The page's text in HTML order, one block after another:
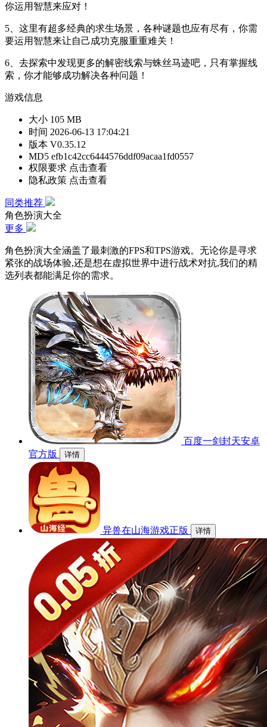
你运用智慧来应对！
5、这里有超多经典的求生场景，各种谜题也应有尽有，你需
要运用智慧来让自己成功克服重重难关！
6、去探索中发现更多的解密线索与蛛丝马迹吧，只有掌握线
索，你才能够成功解决各种问题！
游戏信息
大小 105 MB
时间 2026-06-13 17:04:21
版本 V0.35.12
MD5 efb1c42cc6444576ddf09acaa1fd0557
权限要求 点击查看
隐私政策 点击查看
同类推荐
角色扮演大全
更多
角色扮演大全涵盖了最刺激的FPS和TPS游戏。无论你是寻求
紧张的战场体验,还是想在虚拟世界中进行战术对抗,我们的精
选列表都能满足你的需求。
百度一剑封天安卓
官方版
详情
异兽在山海游戏正版 详情